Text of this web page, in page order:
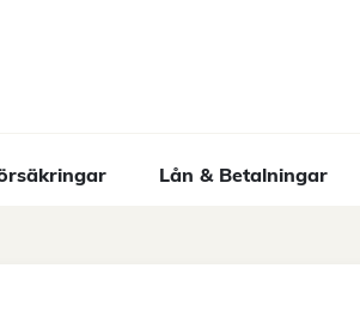
Lån & Betalningar